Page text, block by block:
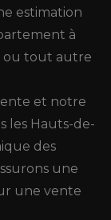
estimation
à
ou tout autre
et notre
les Hauts-de-
des
une
une vente